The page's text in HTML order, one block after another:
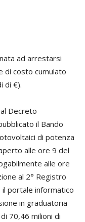
ad arrestarsi
di costo cumulato
di €).
Decreto
il Bando
di potenza
alle ore 9 del
alle ore
al 2° Registro
portale informatico
in graduatoria
70,46 milioni di